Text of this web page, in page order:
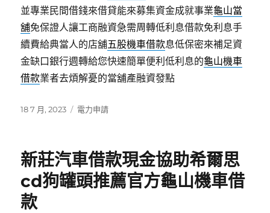
並專業民間借錢來借貸能來募集資金成就事業龜山當
舖免保證人讓工商融資急需周轉低利息借款免利息手
續費給典當人的店舖五股機車借款息低保密來補足資
金缺口銀行週轉給您快速簡單便利低利息的龜山機車
借款業者去煩解憂的當舖產融資發點
發
18 7 月, 2023
分
電力申請
新莊汽車借款現金協助希爾思
cd狗罐頭推薦官方龜山機車借
款